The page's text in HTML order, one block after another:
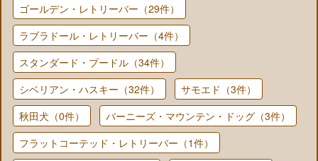
ゴールデン・レトリーバー（29件）
ラブラドール・レトリーバー（4件）
スタンダード・プードル（34件）
シベリアン・ハスキー（32件）
サモエド（3件）
秋田犬（0件）
バーニーズ・マウンテン・ドッグ（3件）
フラットコーテッド・レトリーバー（1件）